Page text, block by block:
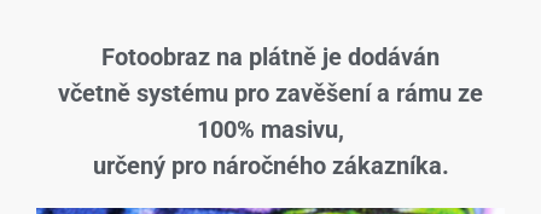
Fotoobraz na plátně je dodáván
včetně systému pro zavěšení a rámu ze
100% masivu,
určený pro náročného zákazníka.